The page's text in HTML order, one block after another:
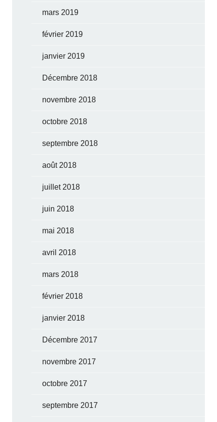
mars 2019
février 2019
janvier 2019
Décembre 2018
novembre 2018
octobre 2018
septembre 2018
août 2018
juillet 2018
juin 2018
mai 2018
avril 2018
mars 2018
février 2018
janvier 2018
Décembre 2017
novembre 2017
octobre 2017
septembre 2017